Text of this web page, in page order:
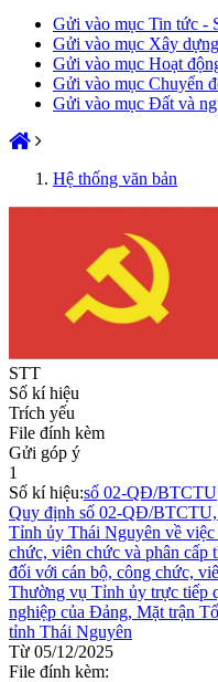
Gửi vào mục Tin tức -
Gửi vào mục Xây
Gửi vào mục Hoạt
Gửi vào mục Chuyển
Gửi vào mục Đất và
Hệ thống văn bản
STT
Số kí hiệu
Trích yếu
File đính kèm
Gửi góp ý
1
Số kí hiệu:số 02-QĐ/BTCTU
Quy định số 02-QĐ/BTCTU,
Tỉnh ủy Thái Nguyên về
chức, viên chức và phân cấp
đối với cán bộ, công chức,
Thường vụ Tỉnh ủy trực tiếp
nghiệp của Đảng, Mặt trận
tỉnh Thái Nguyên
Từ 05/12/2025
File đính kèm: